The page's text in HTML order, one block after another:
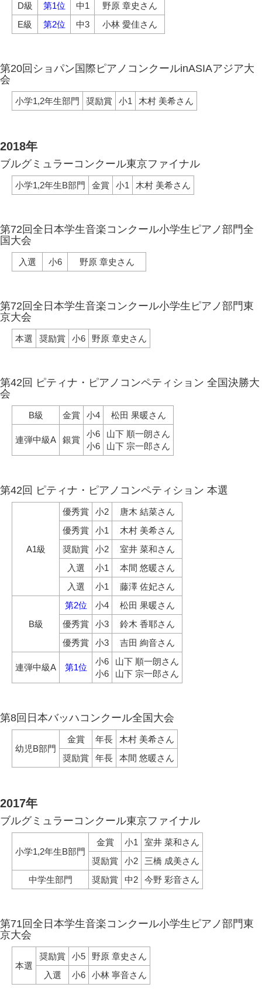
D級
第1位 中1
野原 章史さん
E級
第2位 中3 小林 愛佳さん
第20回ショパン国際ピアノコンクールinASIAアジア大
会
小学1,2年生部門 奨励賞 小1 木村 美希さん
2018年
ブルグミュラーコンクール東京ファイナル
小学1,2年生B部門 金賞 小1 木村 美希さん
第72回全日本学生音楽コンクール小学生ピアノ部門全
国大会
入選 小6 野原 章史さん
第72回全日本学生音楽コンクール小学生ピアノ部門東
京大会
本選 奨励賞 小6 野原 章史さん
第42回 ピティナ・ピアノコンペティション 全国決勝大
会
B級 金賞 小4 松田 果暖さん
連弾中級A 銀賞
小6
小6
山下 順一朗さん
山下 宗一郎さん
第42回 ピティナ・ピアノコンペティション 本選
A1級
優秀賞 小2
唐木 結菜さん
優秀賞
小1
木村 美希さん
奨励賞
小2
室井 菜和さん
入選
小1
本間 悠暖さん
入選
小1 藤澤 佐妃さん
B級
第2位 小4
松田 果暖さん
優秀賞
小3
鈴木 香耶さん
優秀賞
小3 吉田 絢音さん
連弾中級A 第1位
小6
小6
山下 順一朗さん
山下 宗一郎さん
第8回日本バッハコンクール全国大会
幼児B部門
金賞 年長
木村 美希さん
奨励賞
年長 本間 悠暖さん
2017年
ブルグミュラーコンクール東京ファイナル
小学1,2年生B部門
金賞 小1
室井 菜和さん
奨励賞
小2
三橋 成美さん
中学生部門
奨励賞 中2 今野 彩音さん
第71回全日本学生音楽コンクール小学生ピアノ部門東
京大会
本選
奨励賞 小5
野原 章史さん
入選
小6 小林 寧音さん